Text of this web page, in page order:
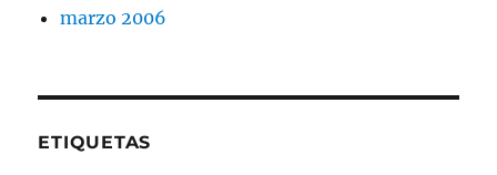
marzo 2006
ETIQUETAS